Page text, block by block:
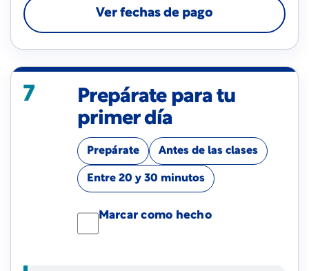
Ver fechas de pago
7
Prepárate para tu
primer día
Prepárate Antes de las clases
Entre 20 y 30 minutos
Marcar como hecho